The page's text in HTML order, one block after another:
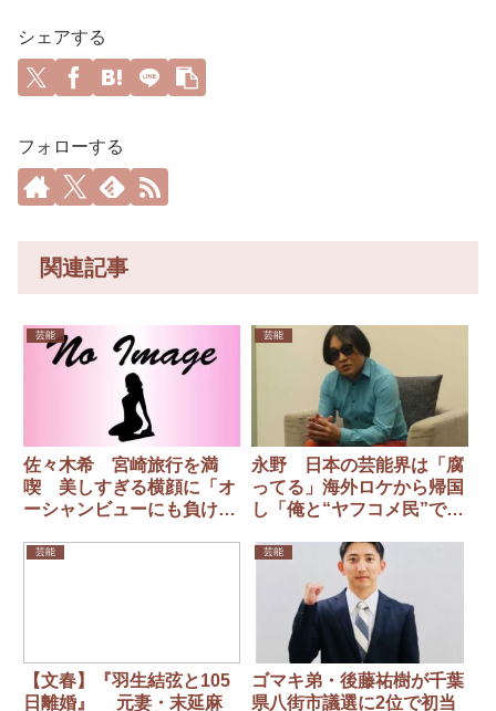
シェアする
フォローする
関連記事
芸能
佐々木希 宮崎旅行を満
喫 美しすぎる横顔に「オ
ーシャンビューにも負けな
さ」の声
芸能
永野 日本の芸能界は「腐
ってる」海外ロケから帰国
し「俺と“ヤフコメ民”で変
芸能
【文春】『羽生結弦と105
日離婚』 元妻・末延麻
芸能
ゴマキ弟・後藤祐樹が千葉
県八街市議選に2位で初当